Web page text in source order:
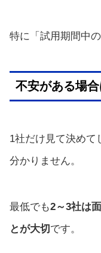
特に「試用期間中
不安がある場
1社だけ見て決めて
分かりません。
最低でも2～3社は
とが大切 です。